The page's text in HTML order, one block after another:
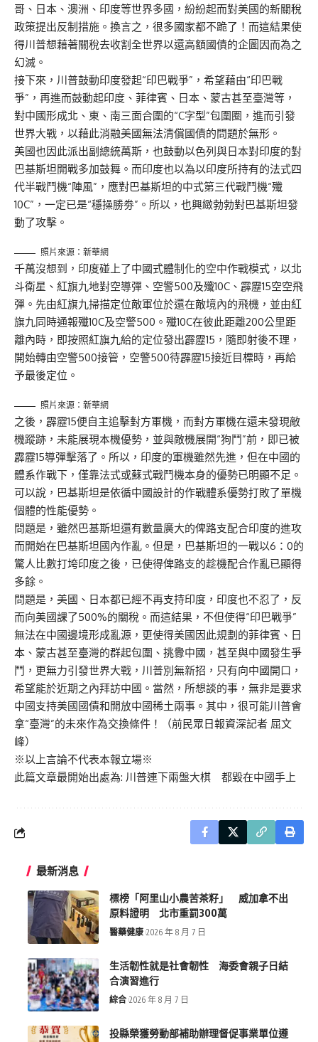
哥、日本、澳洲、印度等世界多國，紛紛起而對美國的新關稅
政策提出反制措施。換言之，很多國家都不跪了！而這結果使
得川普想藉著關稅去收割全世界以還高額國債的企圖因而為之
幻滅。
接下來，川普鼓動印度發起“印巴戰爭”，希望藉由“印巴戰
爭”，再進而鼓動起印度、菲律賓、日本、蒙古甚至臺灣等，
對中國形成北、東、南三面合圍的“C字型”包圍圈，進而引發
世界大戰，以藉此消融美國無法清償國債的問題於無形。
美國也因此派出副總統萬斯，也鼓動以色列與日本對印度的對
巴基斯坦開戰多加鼓舞。而印度也以為以印度所持有的法式四
代半戰鬥機“陣風”，應對巴基斯坦的中式第三代戰鬥機“殲
10C”，一定已是“穩操勝劵”。所以，也興緻勃勃對巴基斯坦發
動了攻擊。
照片來源：新華網
千萬沒想到，印度碰上了中國式體制化的空中作戰模式，以北
斗衛星、紅旗九地對空導彈、空警500及殲10C、霹靂15空空飛
彈。先由紅旗九掃描定位敵軍位於還在敵境內的飛機，並由紅
旗九同時通報殲10C及空警500。殲10C在彼此距離200公里距
離內時，即按照紅旗九給的定位發出霹靂15，隨即射後不理，
開始轉由空警500接管，空警500待霹靂15接近目標時，再給
予最後定位。
照片來源：新華網
之後，霹靂15便自主追擊對方軍機，而對方軍機在還未發現敵
機蹤跡，未能展現本機優勢，並與敵機展開“狗鬥”前，即已被
霹靂15導彈擊落了。所以，印度的軍機雖然先進，但在中國的
體系作戰下，僅靠法式或蘇式戰鬥機本身的優勢已明顯不足。
可以說，巴基斯坦是依循中國設計的作戰體系優勢打敗了單機
個體的性能優勢。
問題是，雖然巴基斯坦還有數量廣大的俾路支配合印度的進攻
而開始在巴基斯坦國內作亂。但是，巴基斯坦的一戰以6：0的
驚人比數打垮印度之後，已使得俾路支的趁機配合作亂已顯得
多餘。
問題是，美國、日本都已經不再支持印度，印度也不忍了，反
而向美國課了500%的關稅。而這結果，不但使得“印巴戰爭”
無法在中國邊境形成亂源，更使得美國因此規劃的菲律賓、日
本、蒙古甚至臺灣的群起包圍、挑釁中國，甚至與中國發生爭
鬥，更無力引發世界大戰，川普別無新招，只有向中國開口，
希望能於近期之內拜訪中國。當然，所想談的事，無非是要求
中國支持美國國債和開放中國稀土兩事。其中，很可能川普會
拿“臺灣”的未來作為交換條件！（前民眾日報資深記者 屈文
峰）
※以上言論不代表本報立場※
此篇文章最開始出處為: 川普連下兩盤大棋 都毀在中國手上
最新消息
標榜「阿里山小農苦茶籽」 威加拿不出
原料證明 北市重罰300萬
醫藥健康 2026 年 8 月 7 日
生活韌性就是社會韌性 海委會親子日結
合演習進行
綜合 2026 年 8 月 7 日
投縣榮獲勞動部補助辦理督促事業單位遵